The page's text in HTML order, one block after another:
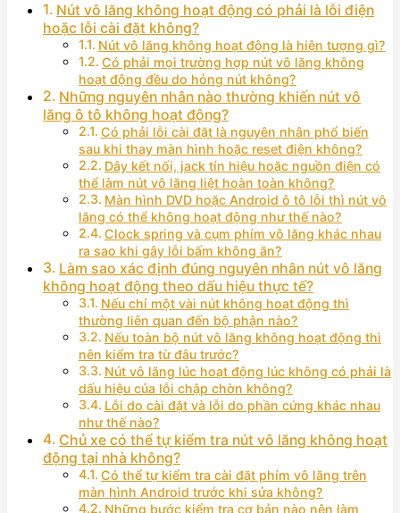
Nút vô lăng không hoạt động có phải là lỗi điện
hoặc lỗi cài đặt không?
Nút vô lăng không hoạt động là hiện tượng gì?
Có phải mọi trường hợp nút vô lăng không
hoạt động đều do hỏng nút không?
Những nguyên nhân nào thường khiến nút vô
lăng ô tô không hoạt động?
Có phải lỗi cài đặt là nguyên nhân phổ biến
sau khi thay màn hình hoặc reset điện không?
Dây kết nối, jack tín hiệu hoặc nguồn điện có
thể làm nút vô lăng liệt hoàn toàn không?
Màn hình DVD hoặc Android ô tô lỗi thì nút vô
lăng có thể không hoạt động như thế nào?
Clock spring và cụm phím vô lăng khác nhau
ra sao khi gây lỗi bấm không ăn?
Làm sao xác định đúng nguyên nhân nút vô lăng
không hoạt động theo dấu hiệu thực tế?
Nếu chỉ một vài nút không hoạt động thì
thường liên quan đến bộ phận nào?
Nếu toàn bộ nút vô lăng không hoạt động thì
nên kiểm tra từ đâu trước?
Nút vô lăng lúc hoạt động lúc không có phải là
dấu hiệu của lỗi chập chờn không?
Lỗi do cài đặt và lỗi do phần cứng khác nhau
như thế nào?
Chủ xe có thể tự kiểm tra nút vô lăng không hoạt
động tại nhà không?
Có thể tự kiểm tra cài đặt phím vô lăng trên
màn hình Android trước khi sửa không?
Những bước kiểm tra cơ bản nào nên làm